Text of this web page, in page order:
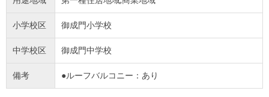
小学校区 御成門小学校
中学校区 御成門中学校
備考 ●ルーフバルコニー：あり